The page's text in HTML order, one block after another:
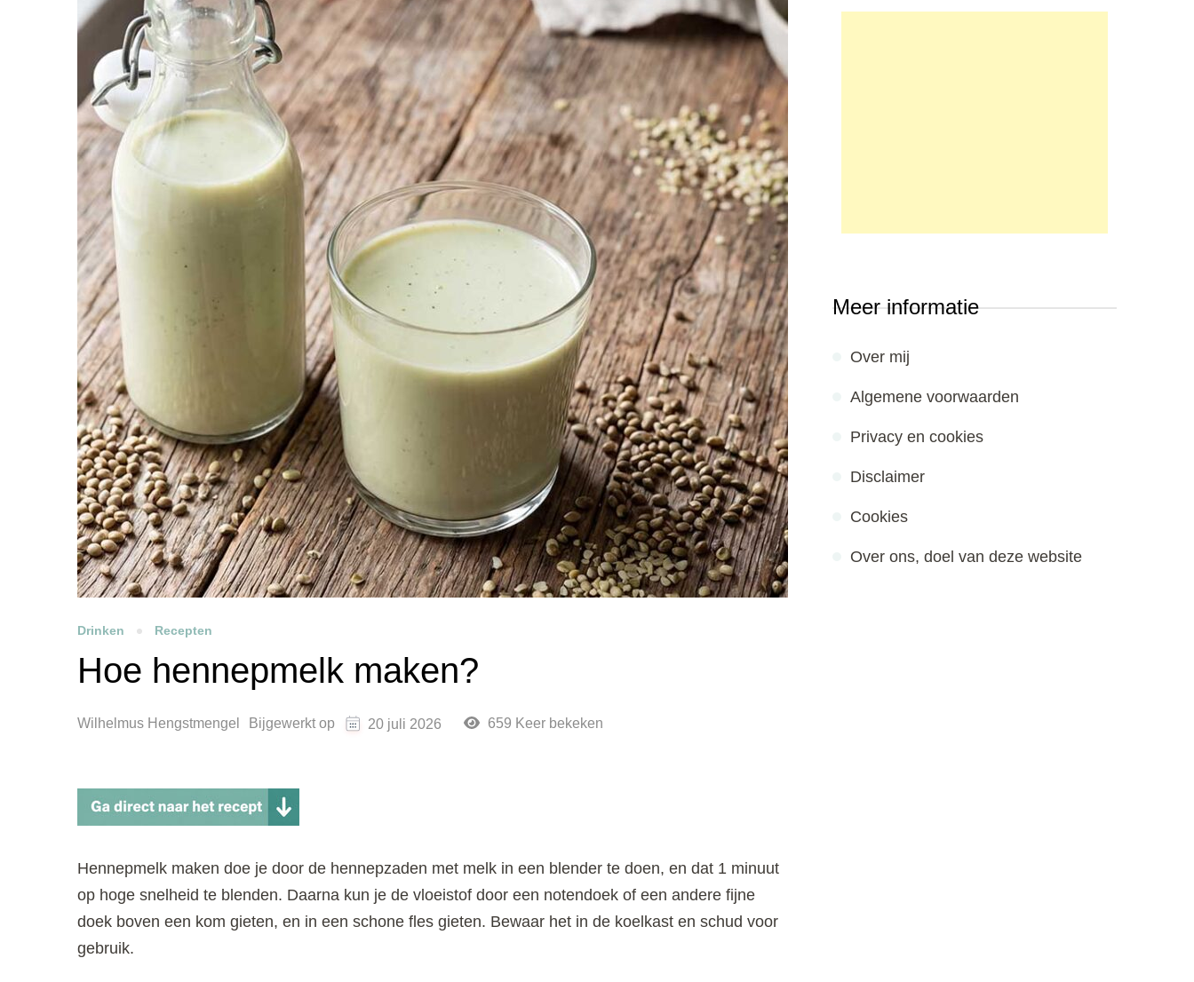
Drinken Recepten
Hoe hennepmelk maken?
Wilhelmus Hengstmengel Bijgewerkt op 20 juli 2026 659 Keer bekeken
Hennepmelk maken doe je door de hennepzaden met melk in een blender te doen, en dat 1 minuut
op hoge snelheid te blenden. Daarna kun je de vloeistof door een notendoek of een andere fijne
doek boven een kom gieten, en in een schone fles gieten. Bewaar het in de koelkast en schud voor
gebruik.
Meer informatie
Over mij
Algemene voorwaarden
Privacy en cookies
Disclaimer
Cookies
Over ons, doel van deze website